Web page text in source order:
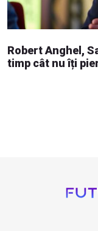
Robert Anghel,
timp cât nu îți